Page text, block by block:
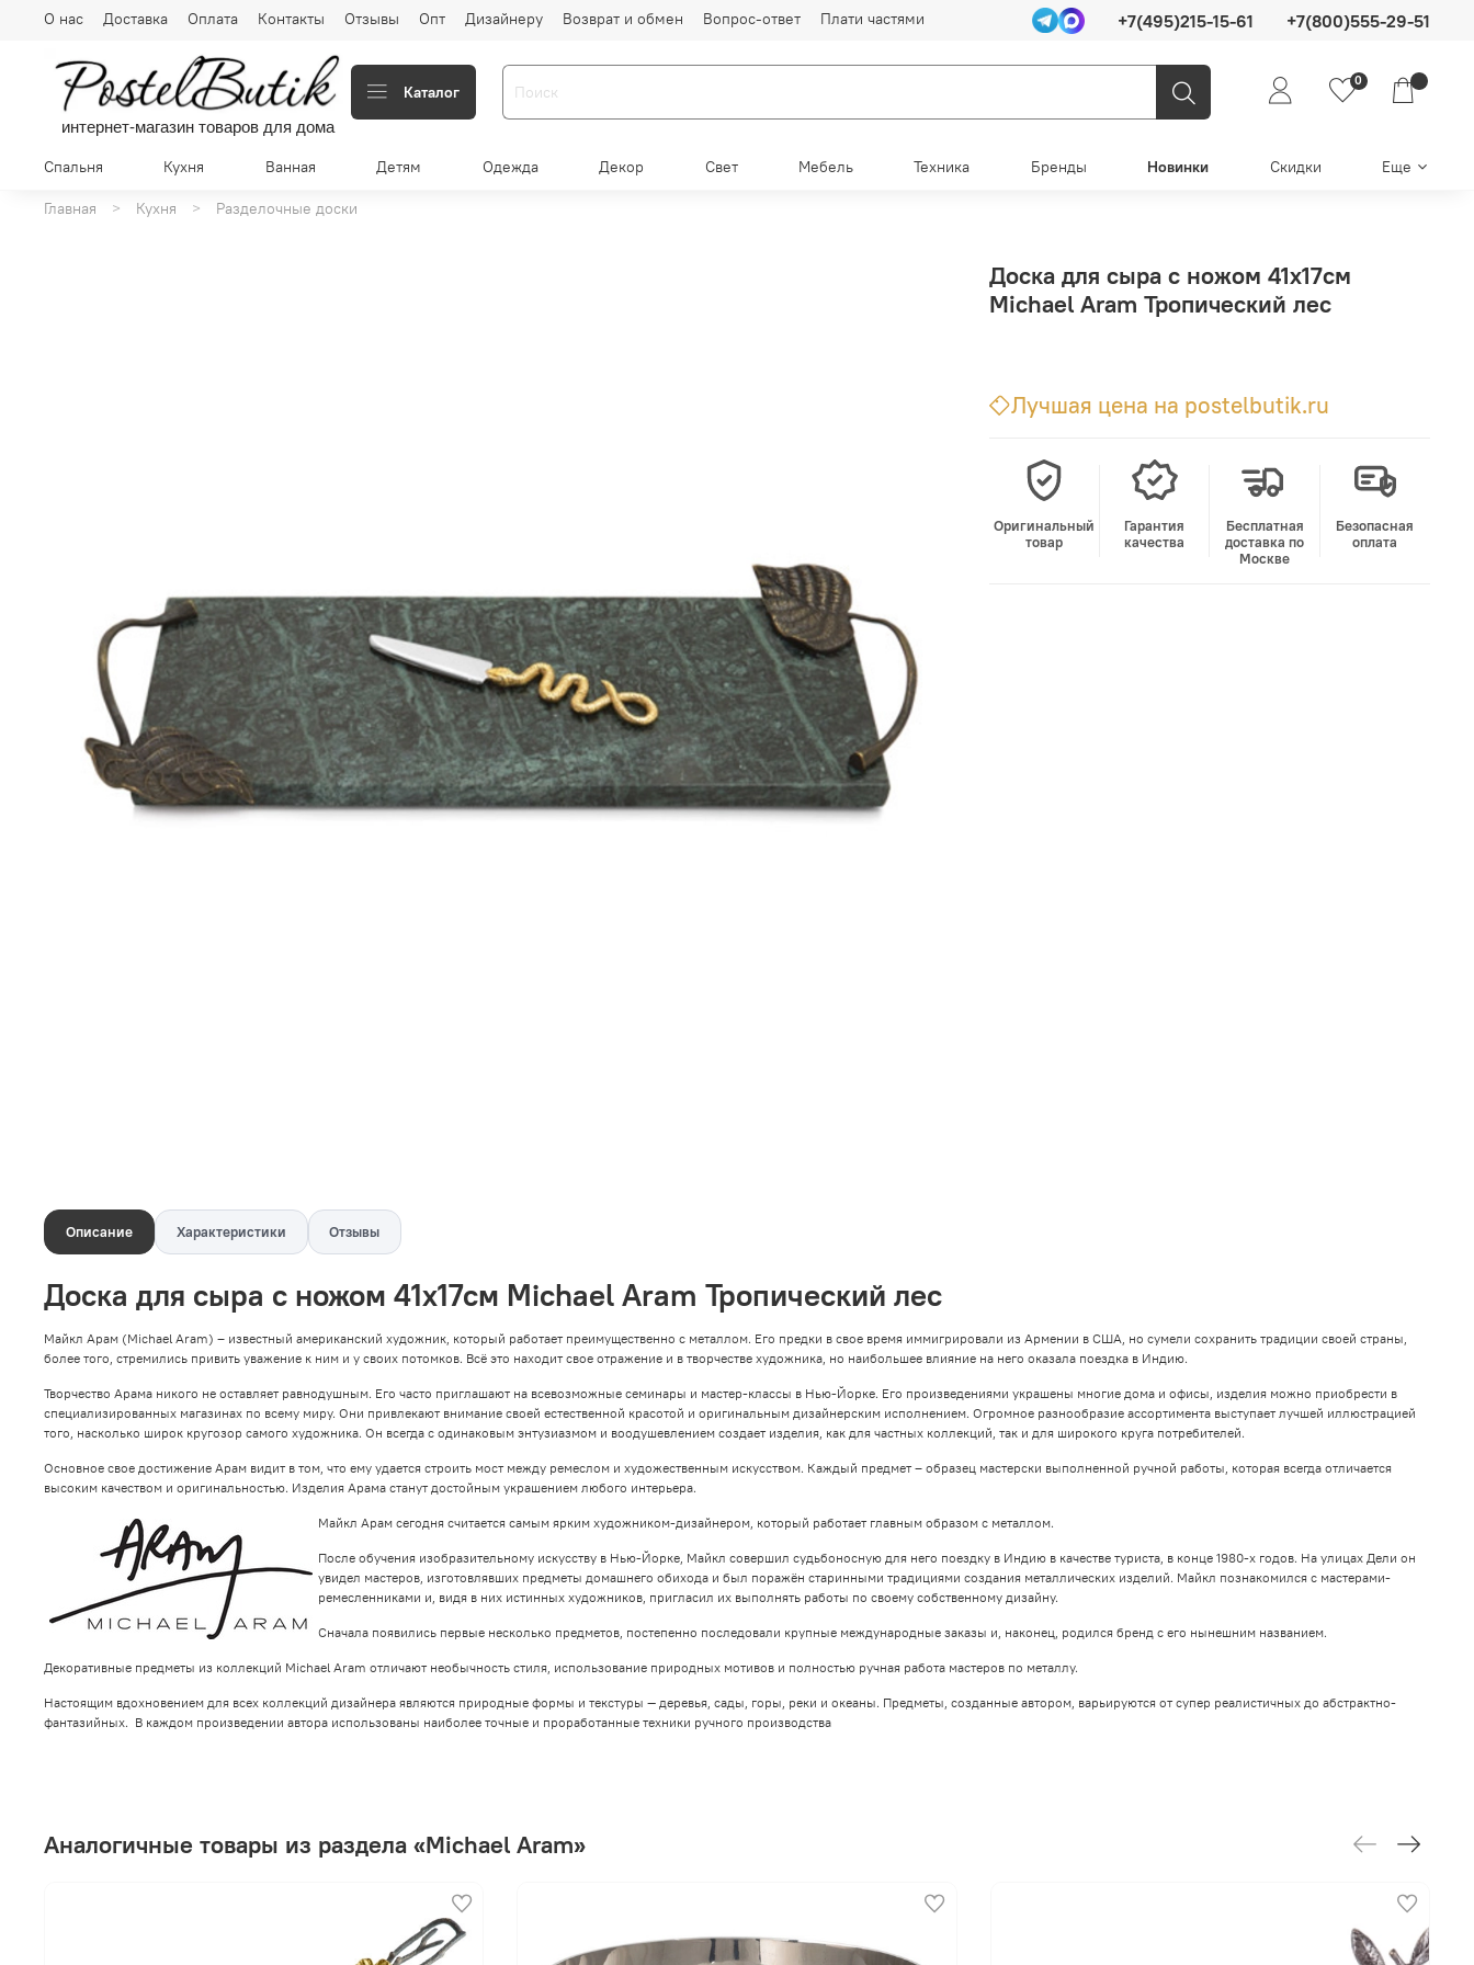
О нас Доставка Оплата Контакты Отзывы Опт Дизайнеру Возврат и обмен Вопрос-ответ Плати частями +7(495)215-15-61 +7(800)555-29-51
интернет-магазин товаров для дома
Каталог
0
Спальня Кухня Ванная Детям Одежда Декор Свет Мебель Техника Бренды Новинки Скидки Еще
Главная Кухня Разделочные доски
Доска для сыра с ножом 41х17см
Michael Aram Тропический лес
Лучшая цена на postelbutik.ru
Оригинальный
товар
Гарантия
качества
Бесплатная
доставка по
Москве
Безопасная
оплата
Описание Характеристики Отзывы
Доска для сыра с ножом 41х17см Michael Aram Тропический лес
Майкл Арам (Michael Aram) – известный американский художник, который работает преимущественно с металлом. Его предки в свое время иммигрировали из Армении в США, но сумели сохранить традиции своей страны,
более того, стремились привить уважение к ним и у своих потомков. Всё это находит свое отражение и в творчестве художника, но наибольшее влияние на него оказала поездка в Индию.
Творчество Арама никого не оставляет равнодушным. Его часто приглашают на всевозможные семинары и мастер-классы в Нью-Йорке. Его произведениями украшены многие дома и офисы, изделия можно приобрести в
специализированных магазинах по всему миру. Они привлекают внимание своей естественной красотой и оригинальным дизайнерским исполнением. Огромное разнообразие ассортимента выступает лучшей иллюстрацией
того, насколько широк кругозор самого художника. Он всегда с одинаковым энтузиазмом и воодушевлением создает изделия, как для частных коллекций, так и для широкого круга потребителей.
Основное свое достижение Арам видит в том, что ему удается строить мост между ремеслом и художественным искусством. Каждый предмет – образец мастерски выполненной ручной работы, которая всегда отличается
высоким качеством и оригинальностью. Изделия Арама станут достойным украшением любого интерьера.
Майкл Арам сегодня считается самым ярким художником-дизайнером, который работает главным образом с металлом.
После обучения изобразительному искусству в Нью-Йорке, Майкл совершил судьбоносную для него поездку в Индию в качестве туриста, в конце 1980-х годов. На улицах Дели он
увидел мастеров, изготовлявших предметы домашнего обихода и был поражён старинными традициями создания металлических изделий. Майкл познакомился с мастерами-
ремесленниками и, видя в них истинных художников, пригласил их выполнять работы по своему собственному дизайну.
Сначала появились первые несколько предметов, постепенно последовали крупные международные заказы и, наконец, родился бренд с его нынешним названием.
Декоративные предметы из коллекций Michael Aram отличают необычность стиля, использование природных мотивов и полностью ручная работа мастеров по металлу.
Настоящим вдохновением для всех коллекций дизайнера являются природные формы и текстуры — деревья, сады, горы, реки и океаны. Предметы, созданные автором, варьируются от супер реалистичных до абстрактно-
фантазийных. В каждом произведении автора использованы наиболее точные и проработанные техники ручного производства
Аналогичные товары из раздела «Michael Aram»